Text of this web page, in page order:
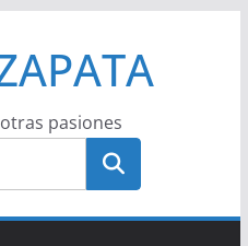
pasiones